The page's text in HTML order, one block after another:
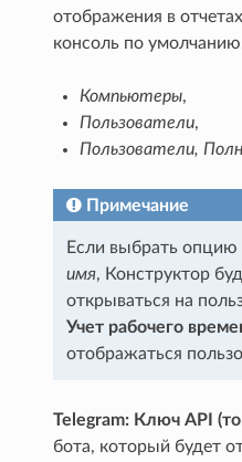
отображения в
консоль по
Компьютеры,
Пользователи,
Пользователи,
Примечание
Если выбрать опцию
имя, Конструктор
открываться на
Учет рабочего
отображаться
Telegram: Ключ API
бота, который будет